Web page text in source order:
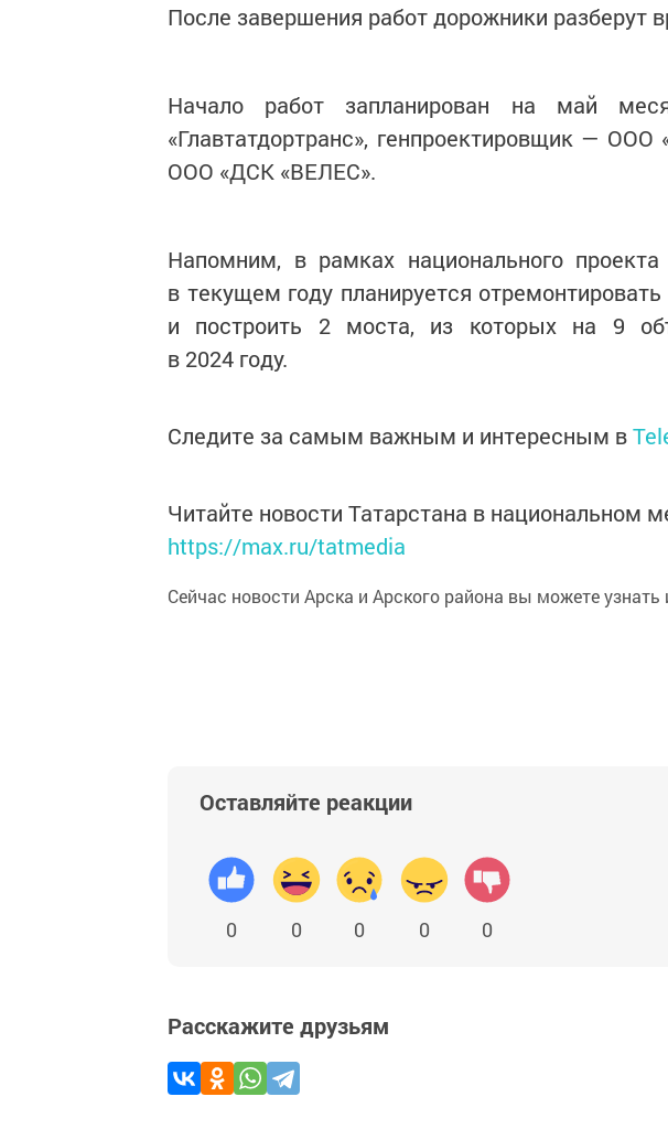
После завершения работ дорожники разберут
Начало работ запланирован на май
«Главтатдортранс», генпроектировщик —
ООО «ДСК «ВЕЛЕС».
Напомним, в рамках национального
в текущем году планируется
и построить 2 моста, из которых на 9
в 2024 году.
Следите за самым важным и интересным в
Читайте новости Татарстана в национальном
https://max.ru/tatmedia
Сейчас новости Арска и Арского района вы можете
Оставляйте реакции
0 0 0 0 0
Расскажите друзьям